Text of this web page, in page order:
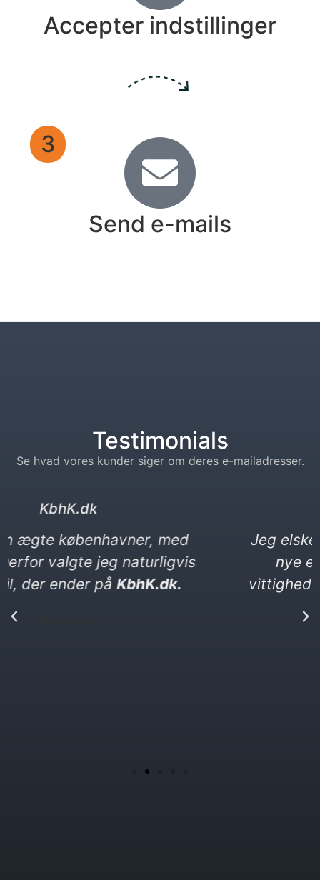
Accepter indstillinger
3
Send e-mails
Testimonials
Se hvad vores kunder siger om deres e-mailadresser.
Jeg elsker kebab og vittigheder. Min
nye e-mail må gerne være en
vittighed. Den ender på kebabser. dk​